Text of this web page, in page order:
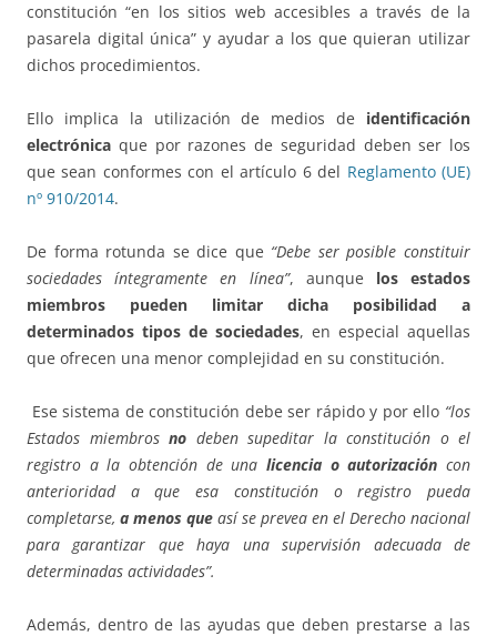
constitución “en los sitios web accesibles a través de la
pasarela digital única” y ayudar a los que quieran utilizar
dichos procedimientos.
Ello implica la utilización de medios de identificación
electrónica que por razones de seguridad deben ser los
que sean conformes con el artículo 6 del Reglamento (UE)
nº 910/2014.
De forma rotunda se dice que “Debe ser posible constituir
sociedades íntegramente en línea”, aunque los estados
miembros pueden limitar dicha posibilidad a
determinados tipos de sociedades, en especial aquellas
que ofrecen una menor complejidad en su constitución.
Ese sistema de constitución debe ser rápido y por ello “los
Estados miembros no deben supeditar la constitución o el
registro a la obtención de una licencia o autorización con
anterioridad a que esa constitución o registro pueda
completarse, a menos que así se prevea en el Derecho nacional
para garantizar que haya una supervisión adecuada de
determinadas actividades”.
Además, dentro de las ayudas que deben prestarse a las